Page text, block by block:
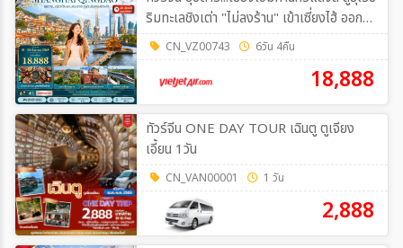
ริมทะเลชิงเต่า "ไม่ลงร้าน" เข้าเซี่ยงไฮ้ ออกชิง
เต่า 6วัน 4คืน (VZ)
CN_VZ00743 6วัน 4คืน
18,888
ทัวร์จีน ONE DAY TOUR เฉินตู ตูเจียง
เอี้ยน 1วัน
CN_VAN00001 1 วัน
2,888